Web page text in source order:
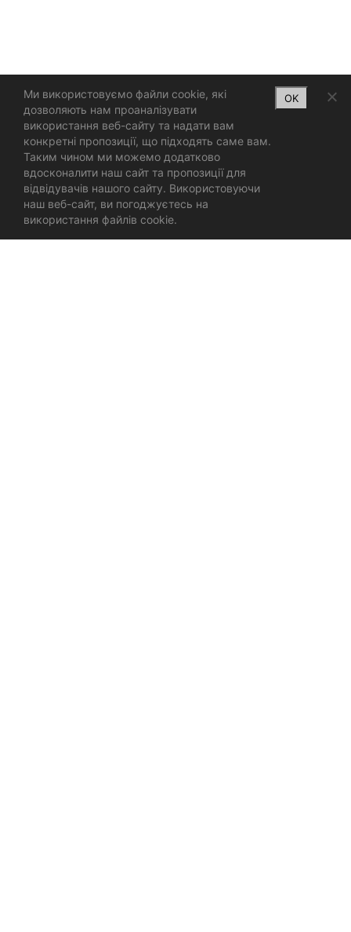
Ми використовуємо файли cookie, які
дозволяють нам проаналізувати
використання веб-сайту та надати вам
конкретні пропозиції, що підходять саме вам.
Таким чином ми можемо додатково
вдосконалити наш сайт та пропозиції для
відвідувачів нашого сайту. Використовуючи
наш веб-сайт, ви погоджуєтесь на
використання файлів cookie.
OK